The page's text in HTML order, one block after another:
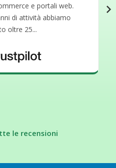
e portali web.
di attività abbiamo
oltre 25...
supporto tecnico, avevo
e lui con pazienza e chevron_right
le recensioni